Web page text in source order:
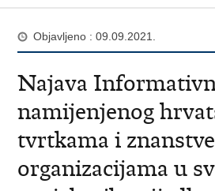
Objavljeno : 09.09.2021.
Najava
namijenjenog
tvrtkama i
organizacijama u